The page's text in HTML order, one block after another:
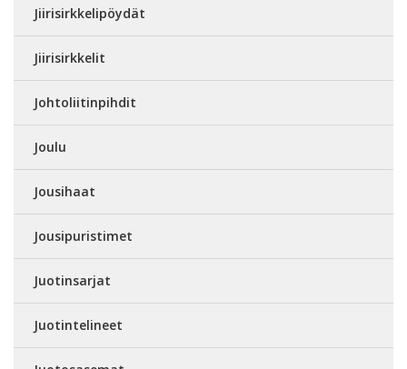
Jiirisirkkelipöydät
Jiirisirkkelit
Johtoliitinpihdit
Joulu
Jousihaat
Jousipuristimet
Juotinsarjat
Juotintelineet